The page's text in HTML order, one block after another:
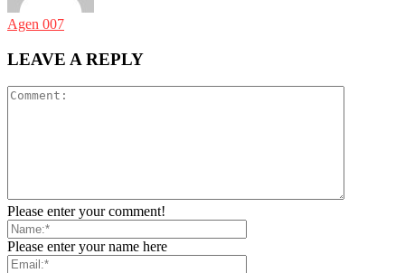
Agen 007
LEAVE A REPLY
Please enter your comment!
Please enter your name here